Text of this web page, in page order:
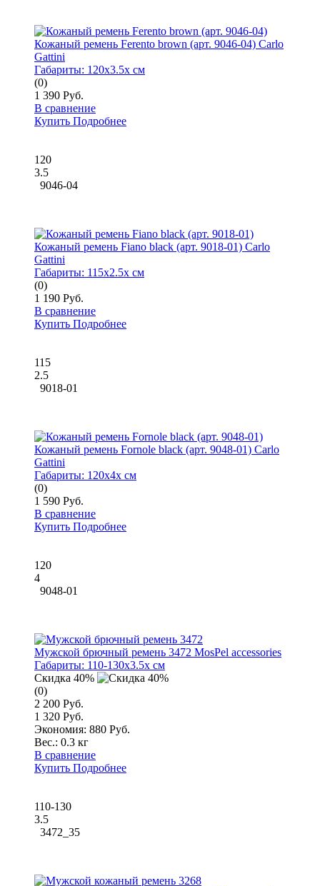
Кожаный ремень Ferento brown (арт. 9046-04) Carlo
Gattini
Габариты: 120x3.5x см
(0)
1 390 Руб.
В сравнение
Купить Подробнее
120
3.5
9046-04
Кожаный ремень Fiano black (арт. 9018-01) Carlo
Gattini
Габариты: 115x2.5x см
(0)
1 190 Руб.
В сравнение
Купить Подробнее
115
2.5
9018-01
Кожаный ремень Fornole black (арт. 9048-01) Carlo
Gattini
Габариты: 120x4x см
(0)
1 590 Руб.
В сравнение
Купить Подробнее
120
4
9048-01
Мужской брючный ремень 3472 MosPel accessories
Габариты: 110-130x3.5x см
Скидка 40%
(0)
2 200 Руб.
1 320 Руб.
Экономия: 880 Руб.
Вес.: 0.3 кг
В сравнение
Купить Подробнее
110-130
3.5
3472_35